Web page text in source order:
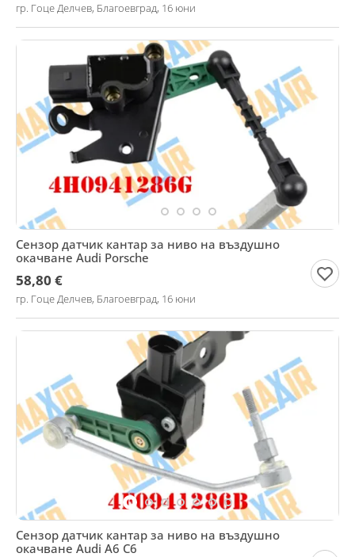
гр. Гоце Делчев, Благоевград, 16 юни
Сензор датчик кантар за ниво на въздушно
окачване Audi Porsche
58,80 €
гр. Гоце Делчев, Благоевград, 16 юни
Сензор датчик кантар за ниво на въздушно
окачване Audi A6 C6